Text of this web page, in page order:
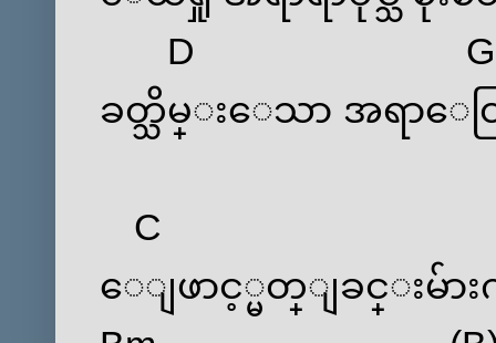
D
G
ခတ္သိမ္း‌ေသာ အရာ‌ေ
C
ေျဖာင့္မတ္ျခင္းမ်ာ